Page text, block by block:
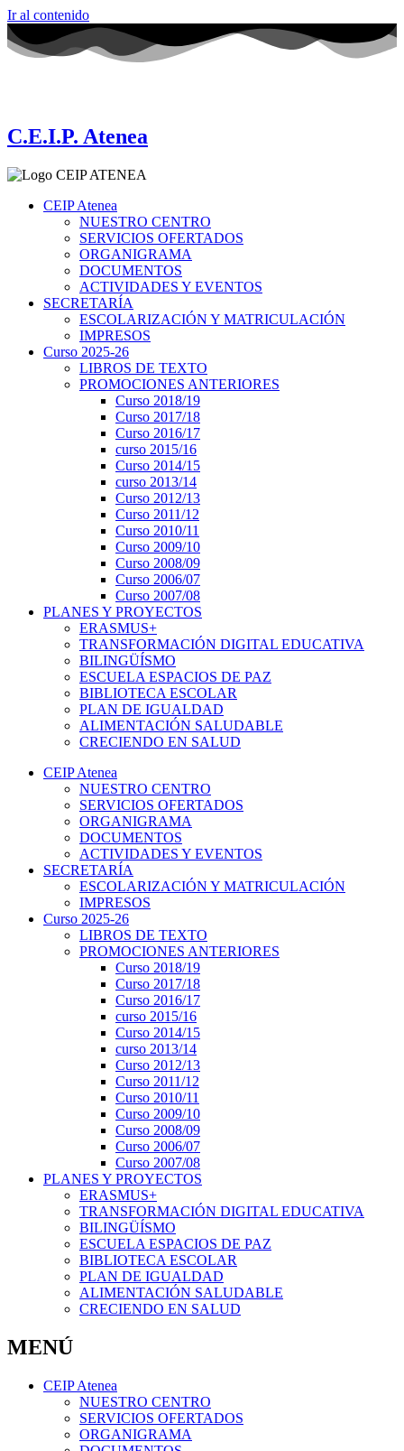
Ir al contenido
C.E.I.P. Atenea
CEIP Atenea
NUESTRO CENTRO
SERVICIOS OFERTADOS
ORGANIGRAMA
DOCUMENTOS
ACTIVIDADES Y EVENTOS
SECRETARÍA
ESCOLARIZACIÓN Y MATRICULACIÓN
IMPRESOS
Curso 2025-26
LIBROS DE TEXTO
PROMOCIONES ANTERIORES
Curso 2018/19
Curso 2017/18
Curso 2016/17
curso 2015/16
Curso 2014/15
curso 2013/14
Curso 2012/13
Curso 2011/12
Curso 2010/11
Curso 2009/10
Curso 2008/09
Curso 2006/07
Curso 2007/08
PLANES Y PROYECTOS
ERASMUS+
TRANSFORMACIÓN DIGITAL EDUCATIVA
BILINGÜÍSMO
ESCUELA ESPACIOS DE PAZ
BIBLIOTECA ESCOLAR
PLAN DE IGUALDAD
ALIMENTACIÓN SALUDABLE
CRECIENDO EN SALUD
CEIP Atenea
NUESTRO CENTRO
SERVICIOS OFERTADOS
ORGANIGRAMA
DOCUMENTOS
ACTIVIDADES Y EVENTOS
SECRETARÍA
ESCOLARIZACIÓN Y MATRICULACIÓN
IMPRESOS
Curso 2025-26
LIBROS DE TEXTO
PROMOCIONES ANTERIORES
Curso 2018/19
Curso 2017/18
Curso 2016/17
curso 2015/16
Curso 2014/15
curso 2013/14
Curso 2012/13
Curso 2011/12
Curso 2010/11
Curso 2009/10
Curso 2008/09
Curso 2006/07
Curso 2007/08
PLANES Y PROYECTOS
ERASMUS+
TRANSFORMACIÓN DIGITAL EDUCATIVA
BILINGÜÍSMO
ESCUELA ESPACIOS DE PAZ
BIBLIOTECA ESCOLAR
PLAN DE IGUALDAD
ALIMENTACIÓN SALUDABLE
CRECIENDO EN SALUD
MENÚ
CEIP Atenea
NUESTRO CENTRO
SERVICIOS OFERTADOS
ORGANIGRAMA